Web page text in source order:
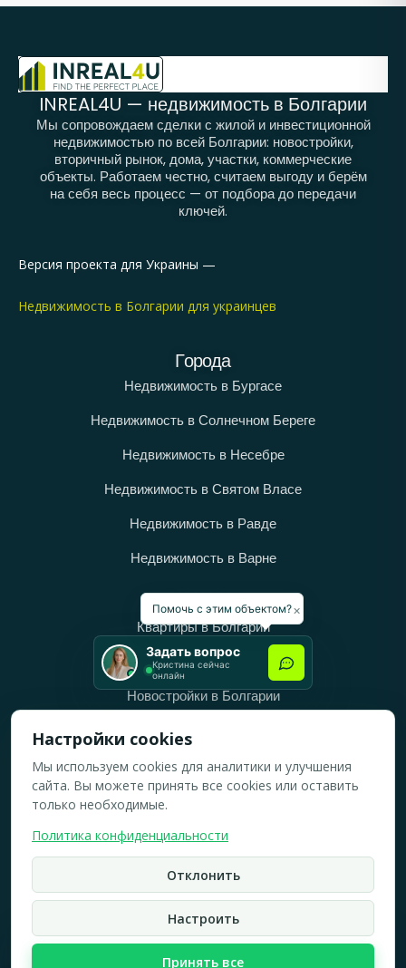
INREAL4U — недвижимость в Болгарии
Мы сопровождаем сделки с жилой и инвестиционной
недвижимостью по всей Болгарии: новостройки,
вторичный рынок, дома, участки, коммерческие
объекты. Работаем честно, считаем выгоду и берём
на себя весь процесс — от подбора до передачи
ключей.
Версия проекта для Украины —
Недвижимость в Болгарии для украинцев
Города
Недвижимость в Бургасе
Недвижимость в Солнечном Береге
Недвижимость в Несебре
Недвижимость в Святом Власе
Недвижимость в Равде
Недвижимость в Варне
Категории
Квартиры в Болгарии
Дома в Болгарии
Новостройки в Болгарии
Вторичное жильё в Болгарии
Рабочее время
ПН-ПТ: 10:00 — 18:00
ВС: Выходной
2019-2026 © Все права защищены.
Политика конфидициальности
Карта сайта
×
Помочь с этим объектом?
Задать вопрос
Кристина сейчас
онлайн
Кристина Верейская
☏
Настройки cookies
Мы используем cookies для аналитики и улучшения
сайта. Вы можете принять все cookies или оставить
только необходимые.
Политика конфиденциальности
Отклонить
Настроить
Принять все